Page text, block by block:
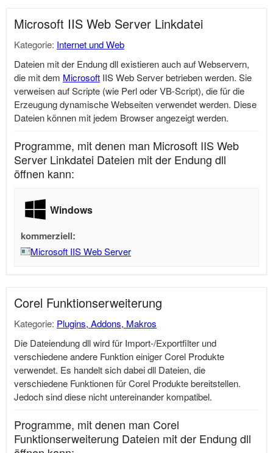
Microsoft IIS Web Server Linkdatei
Kategorie: Internet und Web
Dateien mit der Endung dll existieren auch auf Webservern,
die mit dem Microsoft IIS Web Server betrieben werden. Sie
verweisen auf Scripte (wie Perl oder VB-Script), die für die
Erzeugung dynamische Webseiten verwendet werden. Diese
Dateien können mit jedem Browser angezeigt werden.
Programme, mit denen man Microsoft IIS Web
Server Linkdatei Dateien mit der Endung dll
öffnen kann:
Windows
kommerziell:
Microsoft IIS Web Server
Corel Funktionserweiterung
Kategorie: Plugins, Addons, Makros
Die Dateiendung dll wird für Import-/Exportfilter und
verschiedene andere Funktion einiger Corel Produkte
verwendet. Es handelt sich dabei dll Dateien, die
verschiedene Funktionen für Corel Produkte bereitstellen.
Jedoch sind diese nicht untereinander kompatibel.
Programme, mit denen man Corel
Funktionserweiterung Dateien mit der Endung dll